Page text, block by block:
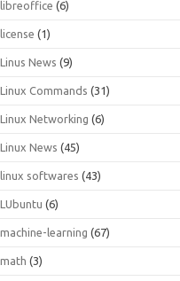
libreoffice (6)
license (1)
Linus News (9)
Linux Commands (31)
Linux Networking (6)
Linux News (45)
linux softwares (43)
LUbuntu (6)
machine-learning (67)
math (3)